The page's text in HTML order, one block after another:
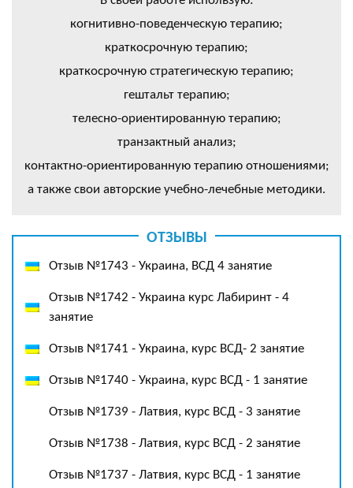
когнитивно-поведенческую терапию;
краткосрочную терапию;
краткосрочную стратегическую терапию;
гештальт терапию;
телесно-ориентированную терапию;
транзактный анализ;
контактно-ориентированную терапию отношениями;
а также свои авторские учебно-лечебные методики.
ОТЗЫВЫ
Отзыв №1743 - Украина, ВСД 4 занятие
Отзыв №1742 - Украина курс Лабиринт - 4
занятие
Отзыв №1741 - Украина, курс ВСД- 2 занятие
Отзыв №1740 - Украина, курс ВСД - 1 занятие
Отзыв №1739 - Латвия, курс ВСД - 3 занятие
Отзыв №1738 - Латвия, курс ВСД - 2 занятие
Отзыв №1737 - Латвия, курс ВСД - 1 занятие